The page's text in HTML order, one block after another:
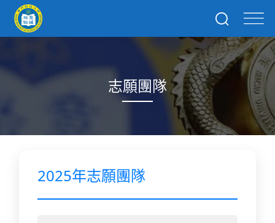
志願團隊
2025年志願團隊